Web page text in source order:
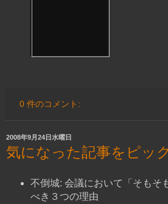
0 件のコメント:
2008年9月24日水曜日
気になった記事をピッ
不倒城: 会議において「そもそ
べき３つの理由